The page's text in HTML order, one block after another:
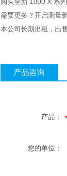
需要更多？开启测量
本公司长期出租，出
产品咨询
产品：
您的单位：